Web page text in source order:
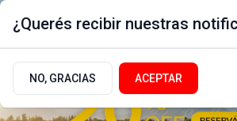
¿Querés recibir nuestras
NO, GRACIAS ACEPTAR